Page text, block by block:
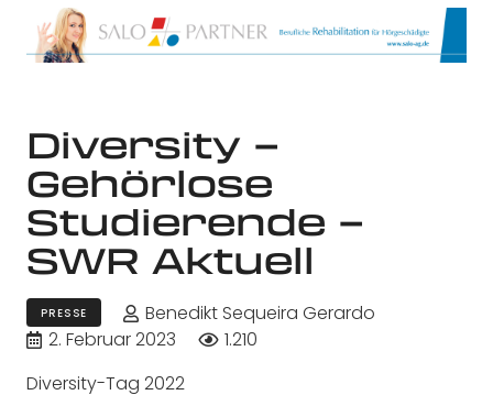
Diversity –
Gehörlose
Studierende –
SWR Aktuell
PRESSE
Benedikt Sequeira Gerardo
2. Februar 2023
1.210
Diversity-Tag 2022